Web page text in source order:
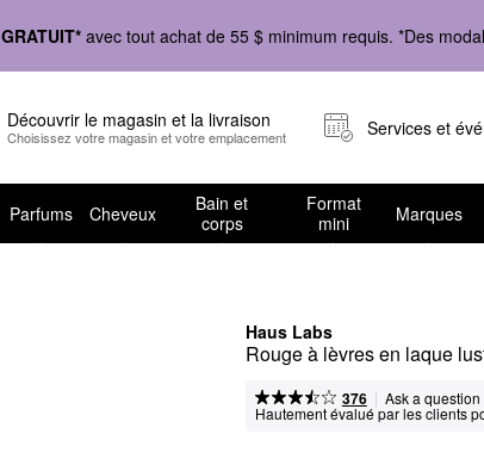
GRATUIT* avec tout achat de 55 $ minimum requis. *Des
Découvrir le magasin et la livraison
Choisissez votre magasin et votre emplacement Services et
Parfums Cheveux
Bain et
corps
Format
mini
Marques
Haus Labs
Rouge à lèvres en laque
376 | Ask a question
Hautement évalué par les clients